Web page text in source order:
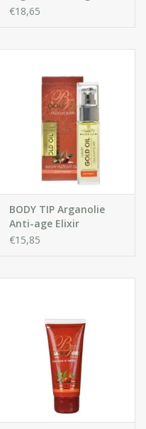
en lichaam
€18,65
BODY TIP Arganolie
Anti-age Elixir
€15,85